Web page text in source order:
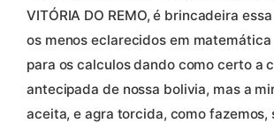
VITÓRIA DO REMO, é brincadeira
os menos eclarecidos em
para os calculos dando como certo a
antecipada de nossa bolivia, mas a
aceita, e agra torcida, como fazemos,